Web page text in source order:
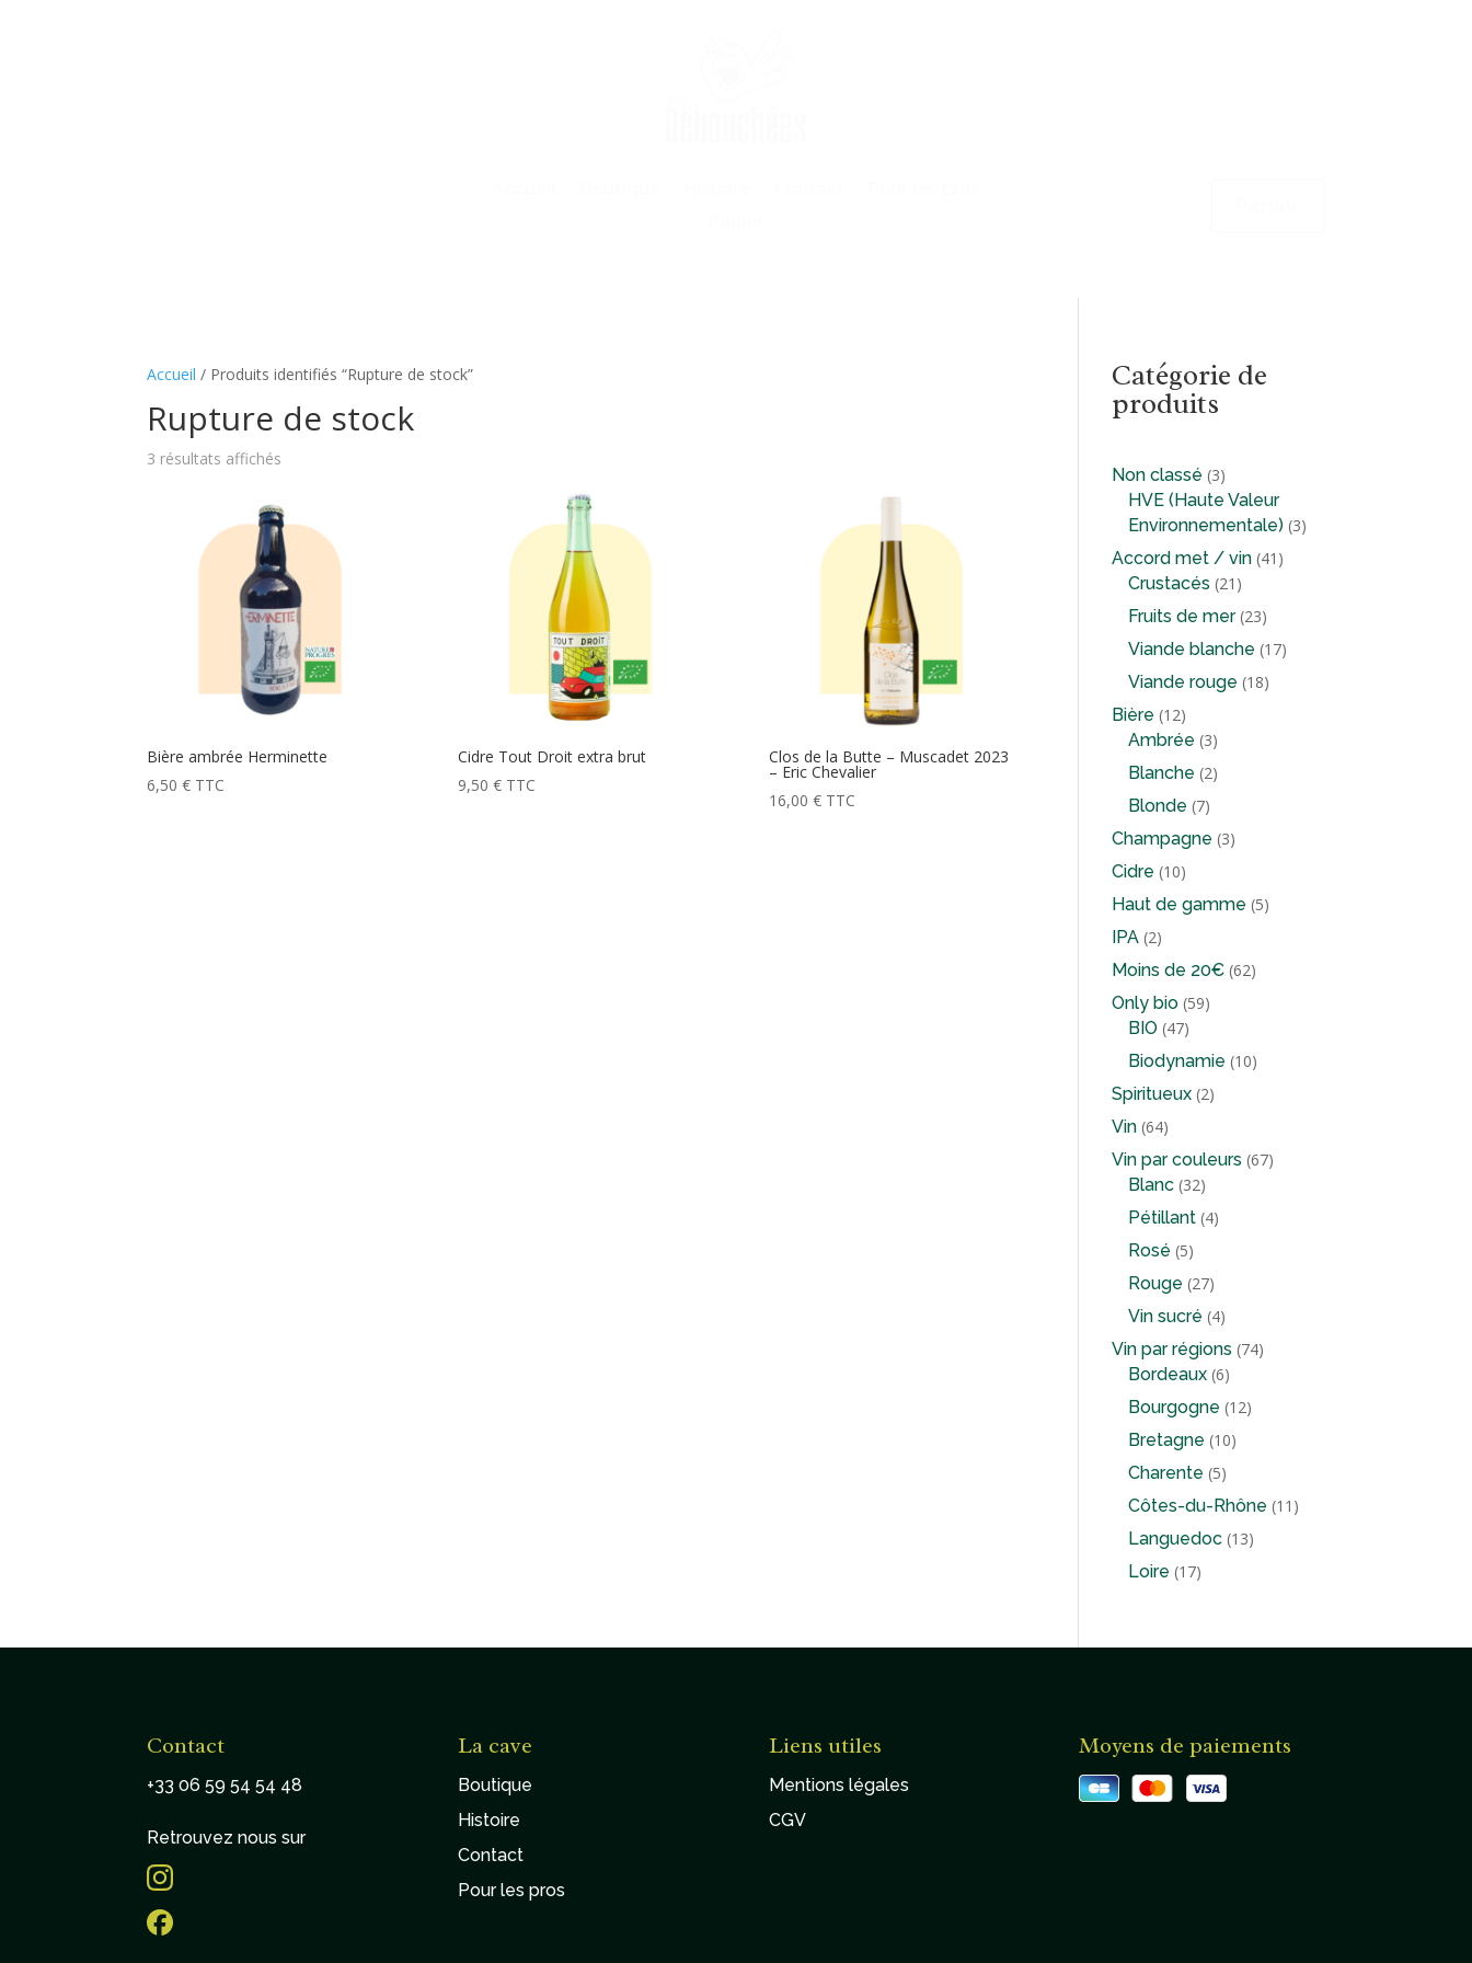
Accueil / Produits identifiés “Rupture de stock”
Rupture de stock
3 résultats affichés
Bière ambrée Herminette
6,50€ TTC
Cidre Tout Droit extra brut
9,50 € TTC
Clos de la Butte – Muscadet 2023
– Eric Chevalier
16,00 € TTC
Catégorie de
produits
Non classé 33
produits
HVE (Haute Valeur
Environnementale) 33
Accord met / vin 41 41
Crustacés 21 21
produits
Fruits de mer 2323
produits
Viande blanche 1717
Viande rouge 1818
Bière 1212
produits
Ambrée 33
produits
Blanche 22
Blonde 77
produits
Champagne 33
Cidre 1010
Haut de gamme 55
IPA 22
produits
Moins de 20€ 6262
Only bio 5959
BIO 4747
produits
Biodynamie 1010
Spiritueux 22
Vin 6464
produits
Vin par couleurs 6767
Blanc 3232
produits
Pétillant 44
Rosé 55
produits
Rouge 2727
produits
Vin sucré 44
produits
Vin par régions 7474
Bordeaux 66
produits
Bourgogne 1212
Bretagne 1010
Charente 55
produits
Côtes-du-Rhône 11 11
Languedoc 1313
Loire 1717
Contact
+33 06 59 54 54 48
Retrouvez nous sur
La cave
Boutique
Histoire
Contact
Pour les pros
Liens utiles
Mentions légales
CGV
Moyens de paiements